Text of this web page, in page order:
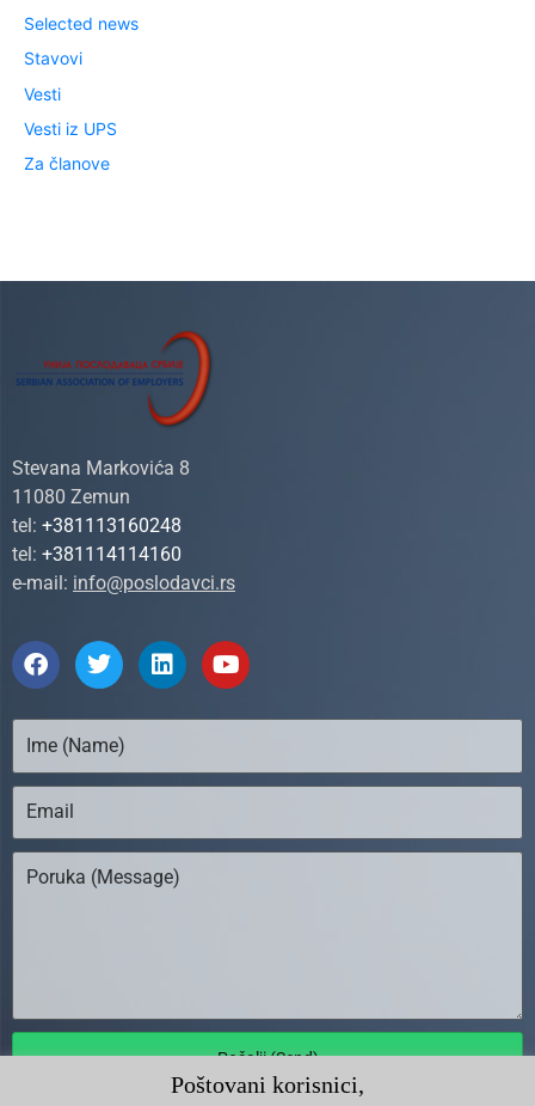
Selected news
Stavovi
Vesti
Vesti iz UPS
Za članove
Stevana Markovića 8
11080 Zemun
tel: +381113160248
tel: +381114114160
e-mail: info@poslodavci.rs
Pošalji (Send)
Poštovani korisnici,